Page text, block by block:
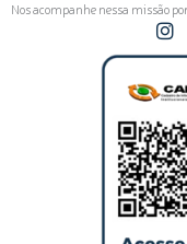
Nos acompanhe nessa missão
I
n
t
a
g
r
a
m